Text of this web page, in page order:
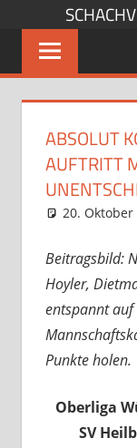
springen
ABSOLUT
AUFTRITT
20. Oktober
Beitragsbild:
Hoyler,
entspannt auf
Punkte holen.
Oberliga
SV